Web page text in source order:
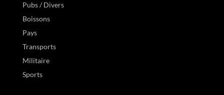
Pubs / Divers
Boissons
Pays
Transports
Militaire
Sports